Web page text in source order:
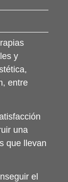
y
entre
una
que llevan
el